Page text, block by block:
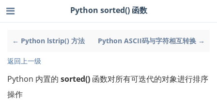
← Python lstrip() 方法 Python ASCII码与字符相互转换 →
Python sorted() 函数
返回上一级
Python 内置的 sorted() 函数对所有可迭代的对象进行排序
操作